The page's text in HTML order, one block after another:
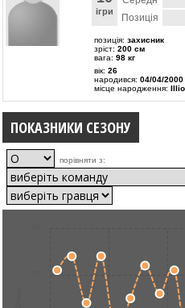
ігри
Позиція
позиція: захисник
зріст: 200 см
вага: 98 кг
вік: 26
народився: 04/04/2000
місце народження:
ПОКАЗНИКИ СЕЗОНУ
порівняти з: